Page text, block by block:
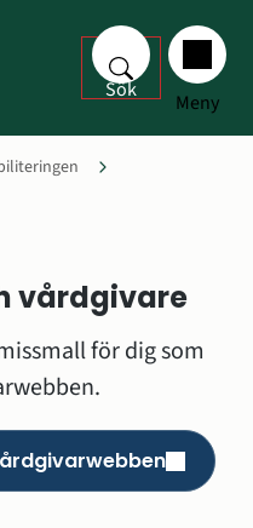
Sök Meny
vårdgivare
för dig som
till annan